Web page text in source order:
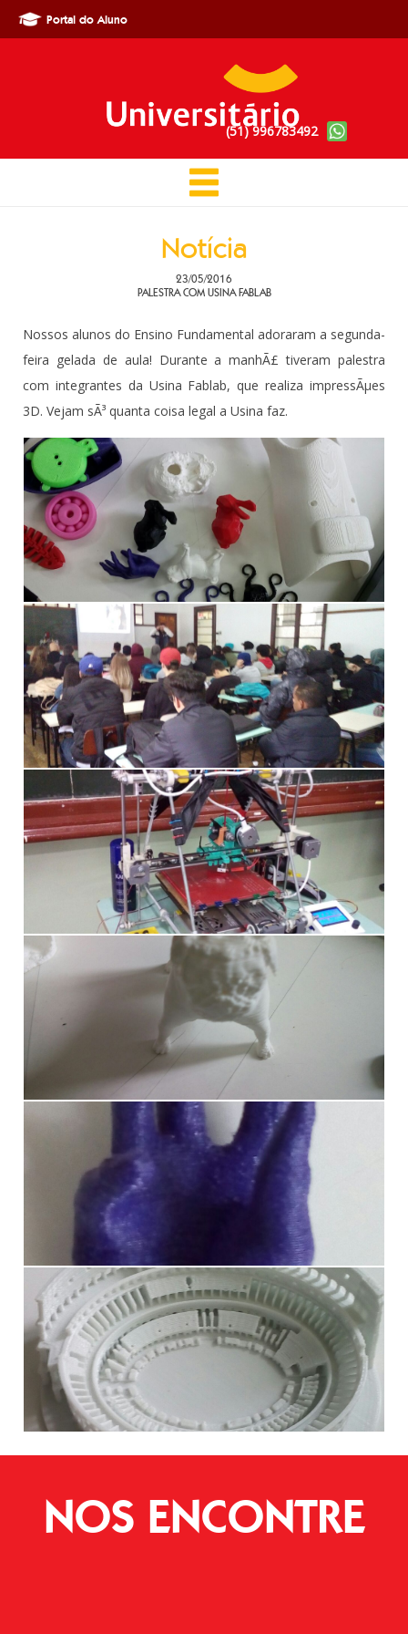
(51) 996783492
Portal do Aluno
Notícia
23/05/2016
PALESTRA COM USINA FABLAB
Nossos alunos do Ensino Fundamental adoraram a segunda-
feira gelada de aula! Durante a manhÃ£ tiveram palestra
com integrantes da Usina Fablab, que realiza impressÃµes
3D. Vejam sÃ³ quanta coisa legal a Usina faz.
NOS ENCONTRE